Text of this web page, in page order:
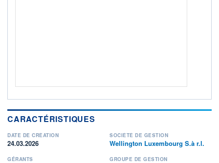
CARACTÉRISTIQUES
DATE DE CRÉATION
24.03.2026
SOCIÉTÉ DE GESTION
Wellington Luxembourg S.à r.l.
GÉRANTS GROUPE DE GESTION